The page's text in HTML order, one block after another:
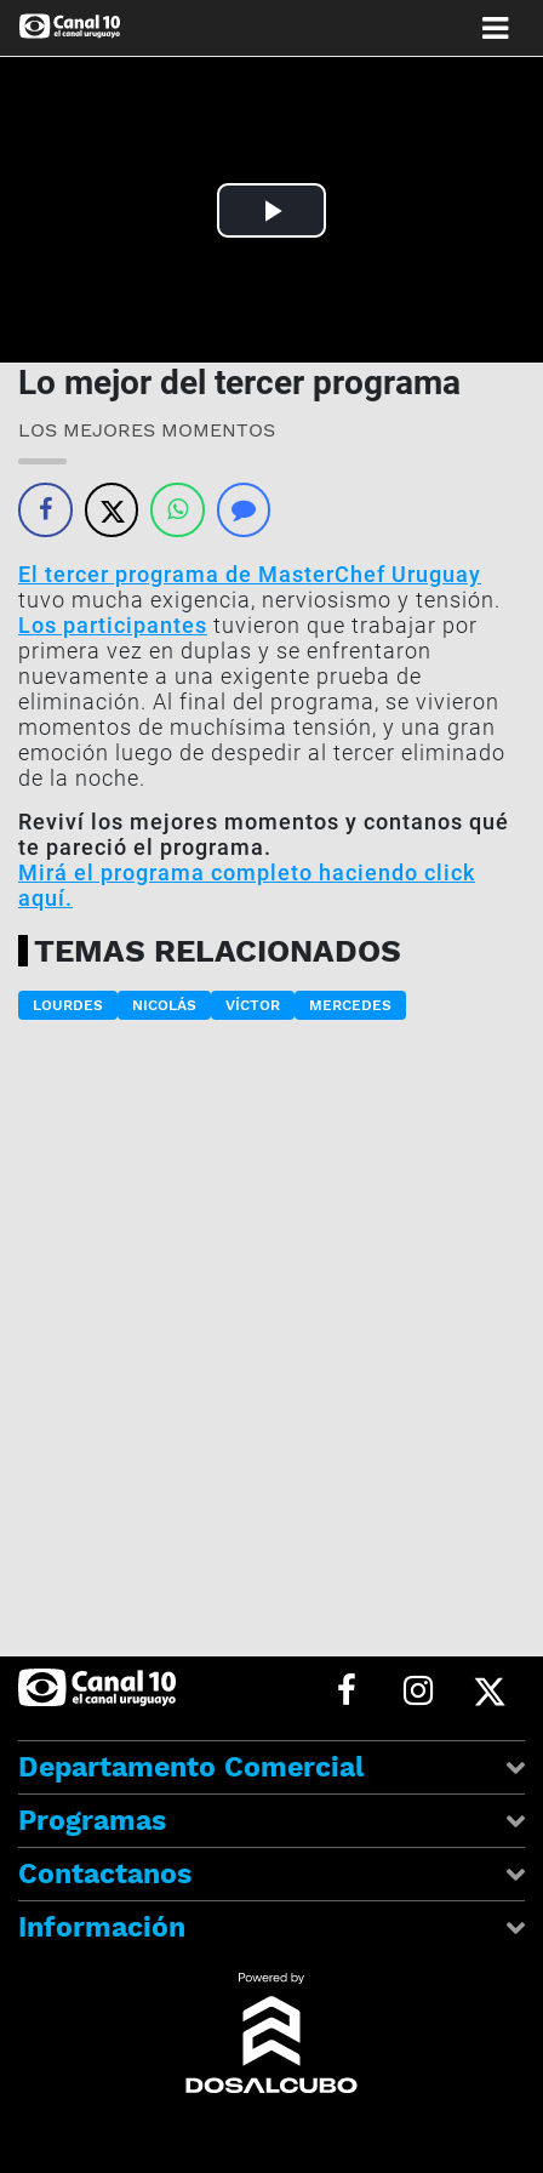
Play
Lo mejor del tercer programa
LOS MEJORES MOMENTOS
El tercer programa de MasterChef Uruguay
tuvo mucha exigencia, nerviosismo y tensión.
Los participantes tuvieron que trabajar por
primera vez en duplas y se enfrentaron
nuevamente a una exigente prueba de
eliminación. Al final del programa, se vivieron
momentos de muchísima tensión, y una gran
emoción luego de despedir al tercer eliminado
de la noche.
Reviví los mejores momentos y contanos qué
te pareció el programa.
Mirá el programa completo haciendo click
aquí.
TEMAS RELACIONADOS
LOURDES NICOLÁS VÍCTOR MERCEDES
Departamento Comercial
Programas
Contactanos
Información